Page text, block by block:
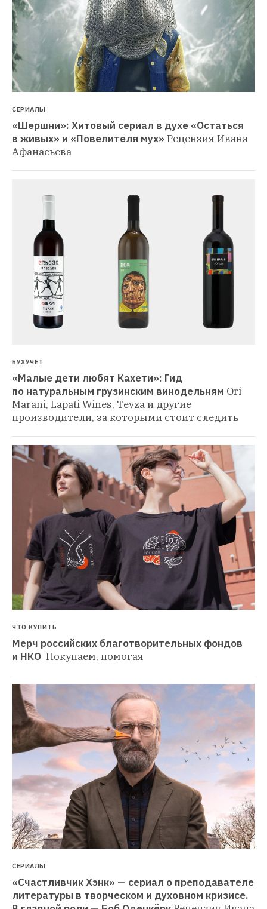
СЕРИАЛЫ
«Шершни»: Хитовый сериал в духе «Остаться
в живых» и «Повелителя мух» Рецензия Ивана
Афанасьева
БУХУЧЕТ
«Малые дети любят Кахети»: Гид
по натуральным грузинским винодельням Ori
Marani, Lapati Wines, Tevza и другие
производители, за которыми стоит следить
ЧТО КУПИТЬ
Мерч российских благотворительных фондов
и НКО Покупаем, помогая
СЕРИАЛЫ
«Счастливчик Хэнк» — сериал о преподавателе
литературы в творческом и духовном кризисе.